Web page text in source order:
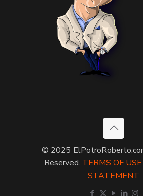
© 2025
Reserved. TERMS OF USE
STATEMENT